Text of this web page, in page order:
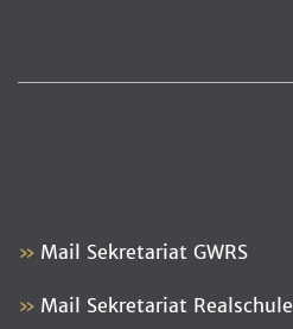
Mail Sekretariat GWRS
Mail Sekretariat Realschule